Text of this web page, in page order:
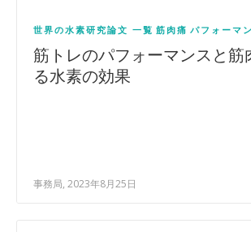
世界の水素研究論文 一覧 筋肉痛 パフォーマ
筋トレのパフォーマンスと筋
る水素の効果
事務局, 2023年8月25日